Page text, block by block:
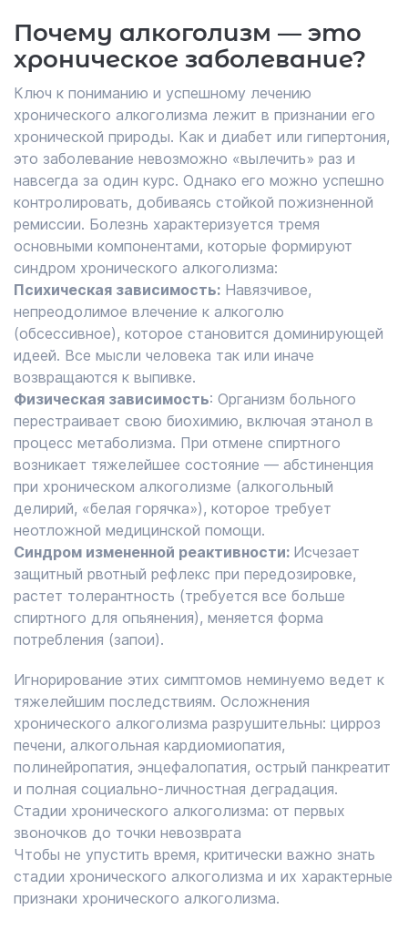
Почему алкоголизм — это
хроническое заболевание?
Ключ к пониманию и успешному лечению
хронического алкоголизма лежит в признании его
хронической природы. Как и диабет или гипертония,
это заболевание невозможно «вылечить» раз и
навсегда за один курс. Однако его можно успешно
контролировать, добиваясь стойкой пожизненной
ремиссии. Болезнь характеризуется тремя
основными компонентами, которые формируют
синдром хронического алкоголизма:
Психическая зависимость: Навязчивое,
непреодолимое влечение к алкоголю
(обсессивное), которое становится доминирующей
идеей. Все мысли человека так или иначе
возвращаются к выпивке.
Физическая зависимость: Организм больного
перестраивает свою биохимию, включая этанол в
процесс метаболизма. При отмене спиртного
возникает тяжелейшее состояние — абстиненция
при хроническом алкоголизме (алкогольный
делирий, «белая горячка»), которое требует
неотложной медицинской помощи.
Синдром измененной реактивности: Исчезает
защитный рвотный рефлекс при передозировке,
растет толерантность (требуется все больше
спиртного для опьянения), меняется форма
потребления (запои).
Игнорирование этих симптомов неминуемо ведет к
тяжелейшим последствиям. Осложнения
хронического алкоголизма разрушительны: цирроз
печени, алкогольная кардиомиопатия,
полинейропатия, энцефалопатия, острый панкреатит
и полная социально-личностная деградация.
Стадии хронического алкоголизма: от первых
звоночков до точки невозврата
Чтобы не упустить время, критически важно знать
стадии хронического алкоголизма и их характерные
признаки хронического алкоголизма.